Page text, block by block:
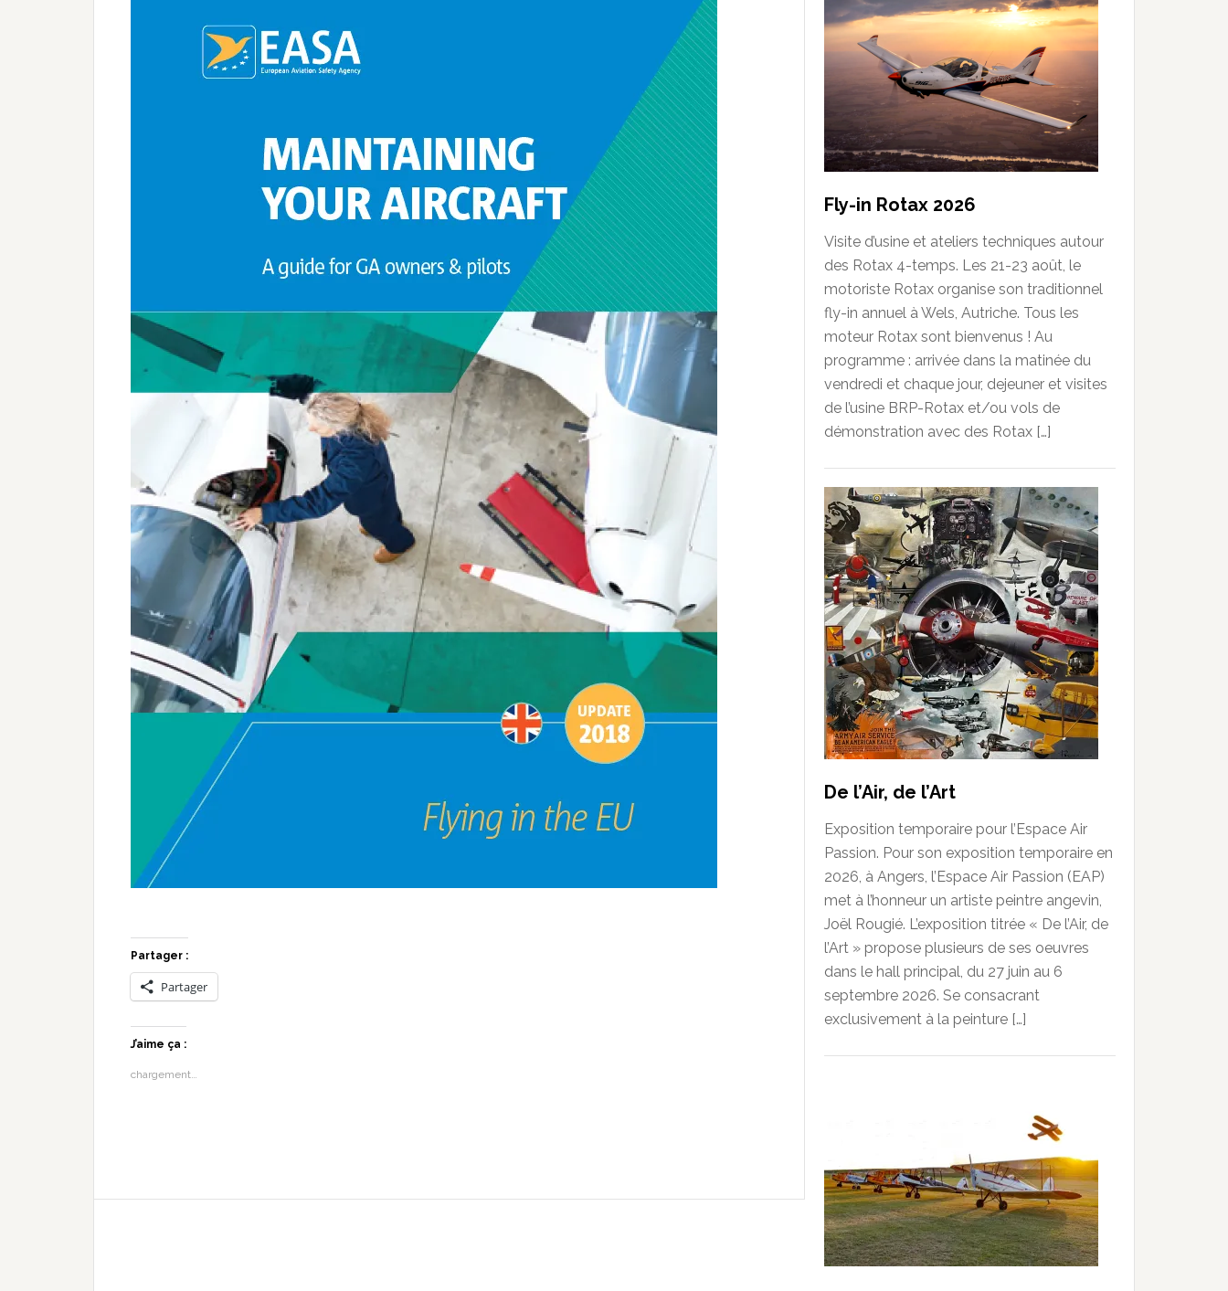
Partager :
Partager
J’aime ça :
chargement…
Fly-in Rotax 2026
Visite d’usine et ateliers techniques autour
des Rotax 4-temps. Les 21-23 août, le
motoriste Rotax organise son traditionnel
fly-in annuel à Wels, Autriche. Tous les
moteur Rotax sont bienvenus ! Au
programme : arrivée dans la matinée du
vendredi et chaque jour, dejeuner et visites
de l’usine BRP-Rotax et/ou vols de
démonstration avec des Rotax […]
De l’Air, de l’Art
Exposition temporaire pour l’Espace Air
Passion. Pour son exposition temporaire en
2026, à Angers, l’Espace Air Passion (EAP)
met à l’honneur un artiste peintre angevin,
Joël Rougié. L’exposition titrée « De l’Air, de
l’Art » propose plusieurs de ses oeuvres
dans le hall principal, du 27 juin au 6
septembre 2026. Se consacrant
exclusivement à la peinture […]